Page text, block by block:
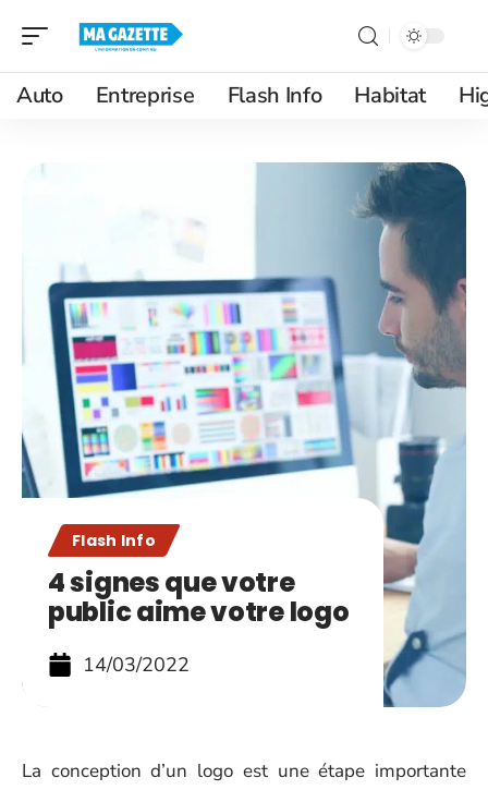
Auto Entreprise Flash Info Habitat
Flash Info
4 signes que votre
public aime votre logo
14/03/2022
La conception d’un logo est une étape importante